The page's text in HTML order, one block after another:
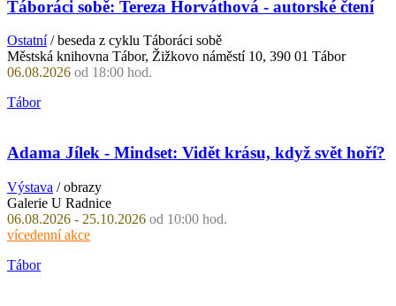
Táboráci sobě: Tereza Horváthová - autorské čtení
Ostatní/ beseda z cyklu Táboráci sobě
Městská knihovna Tábor, Žižkovo náměstí 10, 390 01 Tábor
06.08.2026 od 18:00 hod.
Tábor
Adama Jílek - Mindset: Vidět krásu, když svět hoří?
Výstava / obrazy
Galerie U Radnice
06.08.2026 - 25.10.2026 od 10:00 hod.
vícedenní akce
Tábor